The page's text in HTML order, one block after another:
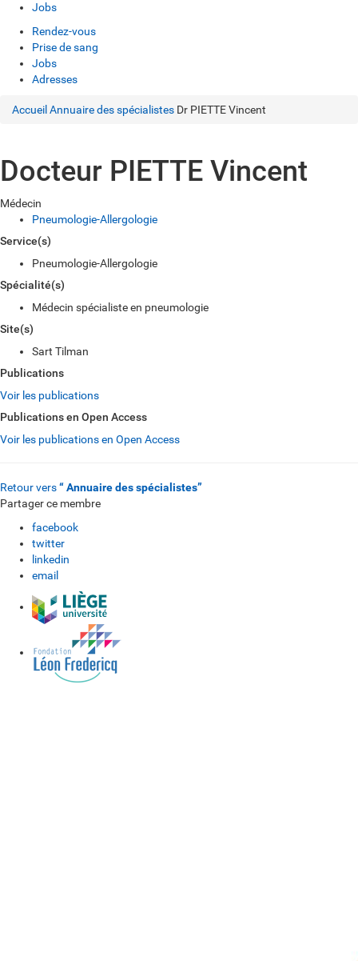
Jobs
Rendez-vous
Prise de sang
Jobs
Adresses
Accueil Annuaire des spécialistes Dr PIETTE Vincent
Docteur PIETTE Vincent
Médecin
Pneumologie-Allergologie
Service(s)
Pneumologie-Allergologie
Spécialité(s)
Médecin spécialiste en pneumologie
Site(s)
Sart Tilman
Publications
Voir les publications
Publications en Open Access
Voir les publications en Open Access
Retour vers“ Annuaire des spécialistes”
Partager ce membre
facebook
twitter
linkedin
email